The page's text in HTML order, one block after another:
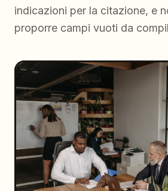
indicazioni per la citazione, e
proporre campi vuoti da